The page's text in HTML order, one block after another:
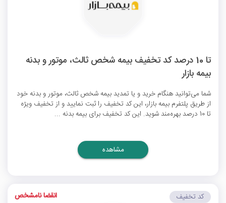
تا 10 درصد کد تخفیف بیمه شخص ثالث، موتور و بدنه
بیمه بازار
شما می‌توانید هنگام خرید و یا تمدید بیمه شخص ثالث، موتور و بدنه خود
از طریق پلتفرم بیمه بازار، این کد تخفیف را ثبت نمایید و از تخفیف ویژه
تا 10 درصد بهره‌مند شوید. این کد تخفیف برای بیمه بدنه ...
مشاهده
کد تخفیف انقضا نامشخص